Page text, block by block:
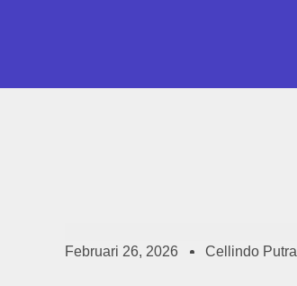
Februari 26, 2026 Cellindo Putra